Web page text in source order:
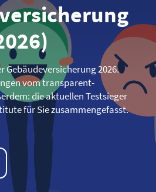
Gebäude­­versicherung 2026.
vom transparent-
die aktuellen Testsieger
für Sie zusammengefasst.